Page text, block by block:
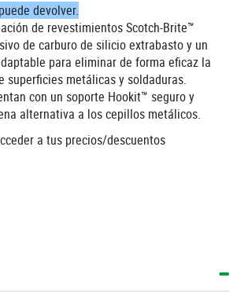
devolver.
de revestimientos Scotch-Brite™
de carburo de silicio extrabasto y un
para eliminar de forma eficaz la
superficies metálicas y soldaduras.
con un soporte Hookit™ seguro y
alternativa a los cepillos metálicos.
a tus precios/descuentos